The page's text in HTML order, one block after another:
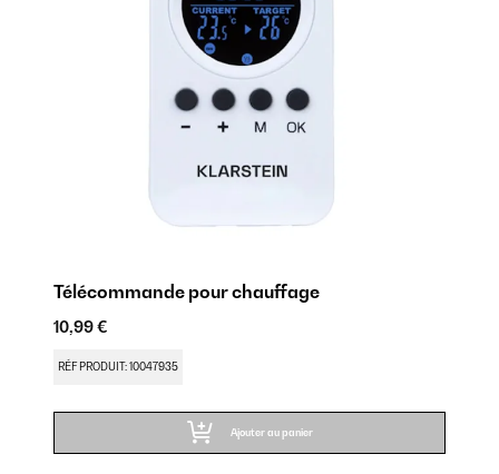
Télécommande pour chauffage
10,99 €
RÉF PRODUIT: 10047935
Ajouter au panier